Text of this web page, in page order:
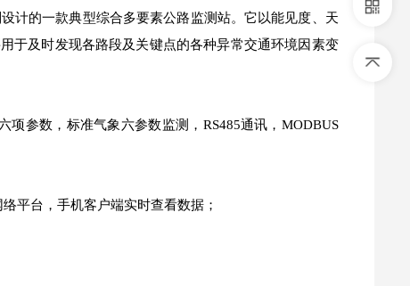
计的一款典型综合多要素公路监测站。它以能见度、天
于及时发现各路段及关键点的各种异常交通环境因素变
参数，标准气象六参数监测，RS485通讯，MODBUS
平台，手机客户端实时查看数据；